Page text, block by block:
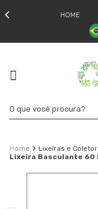
HOME
Lixeiras e
Lixeira Basculante 60